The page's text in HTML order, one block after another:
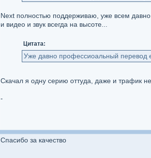
Next полностью поддерживаю, уже всем
и видео и звук всегда на высоте...
Цитата:
Уже давно профессиоальный перевод
Скачал я одну серию оттуда, даже и трафик
-
Спасибо за качество